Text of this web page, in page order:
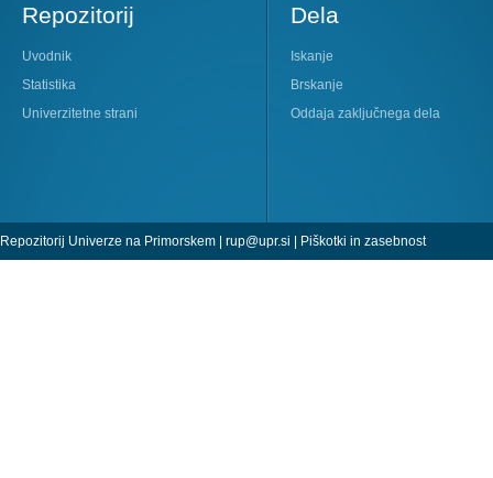
Repozitorij
Uvodnik
Statistika
Univerzitetne strani
Dela
Iskanje
Brskanje
Oddaja zaključnega dela
Repozitorij Univerze na Primorskem | rup@upr.si | Piškotki in zasebnost